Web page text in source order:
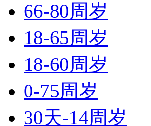
66-80周岁
18-65周岁
18-60周岁
0-75周岁
30天-14周岁